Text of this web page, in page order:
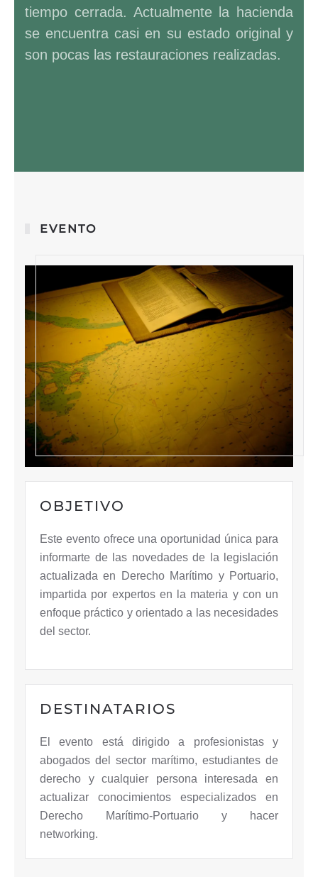
tiempo cerrada. Actualmente la hacienda
se encuentra casi en su estado original y
son pocas las restauraciones realizadas.
EVENTO
OBJETIVO
Este evento ofrece una oportunidad única para
informarte de las novedades de la legislación
actualizada en Derecho Marítimo y Portuario,
impartida por expertos en la materia y con un
enfoque práctico y orientado a las necesidades
del sector.
DESTINATARIOS
El evento está dirigido a profesionistas y
abogados del sector marítimo, estudiantes de
derecho y cualquier persona interesada en
actualizar conocimientos especializados en
Derecho Marítimo-Portuario y hacer
networking.